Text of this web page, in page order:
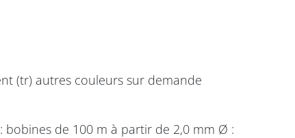
(tr) autres couleurs sur demande
de 100 m à partir de 2,0 mm Ø :